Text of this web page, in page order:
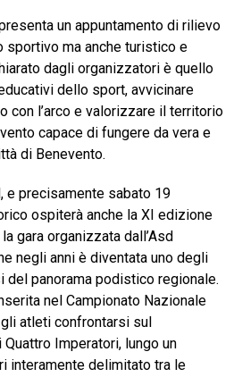
un appuntamento di rilievo
ma anche turistico e
dagli organizzatori è quello
dello sport, avvicinare
con l’arco e valorizzare il territorio
capace di fungere da vera e
di Benevento.
e precisamente sabato 19
ospiterà anche la XI edizione
gara organizzata dall’Asd
negli anni è diventata uno degli
del panorama podistico regionale.
nel Campionato Nazionale
gli atleti confrontarsi sul
Imperatori, lungo un
interamente delimitato tra le